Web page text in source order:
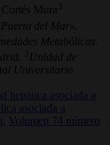
Cortés Mora 3
del Mar».
Metabólicas.
3 Unidad de
Universitario
hepática asociada a
asociada a
Volumen 74 número